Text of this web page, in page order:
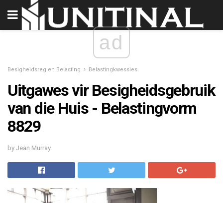
ad
Besigheidsreg en Belasting Belastingkwessies
Uitgawes vir Besigheidsgebruik
van die Huis - Belastingvorm
8829
by Jean Murray